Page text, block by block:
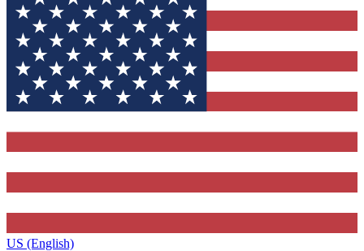
US (English)